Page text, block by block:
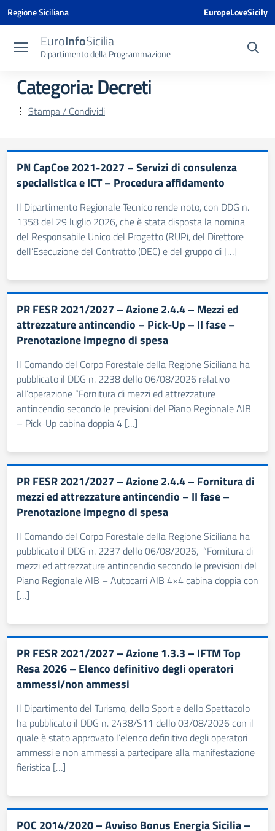
Vai ai contenuti
Vai al menu di navigazione
Vai al footer
Vai al banner delle Cookie Policy
Regione Siciliana EuropeLoveSicily
EuroInfoSicilia
Dipartimento della Programmazione
Categoria:Decreti
Stampa / Condividi
PN CapCoe 2021-2027 – Servizi di consulenza
specialistica e ICT – Procedura affidamento
Il Dipartimento Regionale Tecnico rende noto, con DDG n.
1358 del 29 luglio 2026, che è stata disposta la nomina
del Responsabile Unico del Progetto (RUP), del Direttore
dell’Esecuzione del Contratto (DEC) e del gruppo di […]
PR FESR 2021/2027 – Azione 2.4.4 – Mezzi ed
attrezzature antincendio – Pick-Up – II fase –
Prenotazione impegno di spesa
Il Comando del Corpo Forestale della Regione Siciliana ha
pubblicato il DDG n. 2238 dello 06/08/2026 relativo
all’operazione “Fornitura di mezzi ed attrezzature
antincendio secondo le previsioni del Piano Regionale AIB
– Pick-Up cabina doppia 4 […]
PR FESR 2021/2027 – Azione 2.4.4 – Fornitura di
mezzi ed attrezzature antincendio – II fase –
Prenotazione impegno di spesa
Il Comando del Corpo Forestale della Regione Siciliana ha
pubblicato il DDG n. 2237 dello 06/08/2026, “Fornitura di
mezzi ed attrezzature antincendio secondo le previsioni del
Piano Regionale AIB – Autocarri AIB 4×4 cabina doppia con
[…]
PR FESR 2021/2027 – Azione 1.3.3 – IFTM Top
Resa 2026 – Elenco definitivo degli operatori
ammessi/non ammessi
Il Dipartimento del Turismo, dello Sport e dello Spettacolo
ha pubblicato il DDG n. 2438/S11 dello 03/08/2026 con il
quale è stato approvato l’elenco definitivo degli operatori
ammessi e non ammessi a partecipare alla manifestazione
fieristica […]
POC 2014/2020 – Avviso Bonus Energia Sicilia –